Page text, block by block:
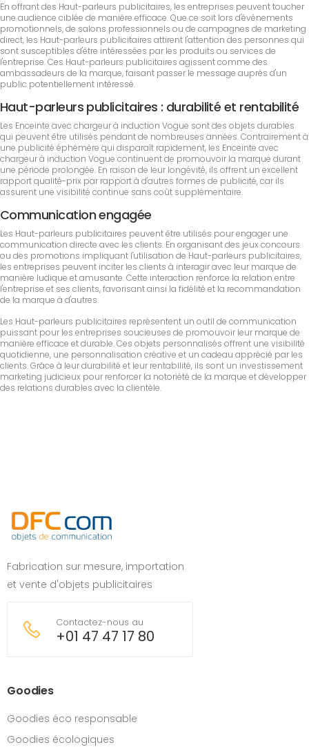
En offrant des Haut-parleurs publicitaires, les entreprises peuvent toucher
une audience ciblée de manière efficace. Que ce soit lors d'événements
promotionnels, de salons professionnels ou de campagnes de marketing
direct, les Haut-parleurs publicitaires attirent l'attention des personnes qui
sont susceptibles d'être intéressées par les produits ou services de
l'entreprise. Ces Haut-parleurs publicitaires agissent comme des
ambassadeurs de la marque, faisant passer le message auprès d'un
public potentiellement intéressé.
Haut-parleurs publicitaires : durabilité et rentabilité
Les Enceinte avec chargeur à induction Vogue sont des objets durables
qui peuvent être utilisés pendant de nombreuses années. Contrairement à
une publicité éphémère qui disparaît rapidement, les Enceinte avec
chargeur à induction Vogue continuent de promouvoir la marque durant
une période prolongée. En raison de leur longévité, ils offrent un excellent
rapport qualité-prix par rapport à d'autres formes de publicité, car ils
assurent une visibilité continue sans coût supplémentaire.
Communication engagée
Les Haut-parleurs publicitaires peuvent être utilisés pour engager une
communication directe avec les clients. En organisant des jeux concours
ou des promotions impliquant l'utilisation de Haut-parleurs publicitaires,
les entreprises peuvent inciter les clients à interagir avec leur marque de
manière ludique et amusante. Cette interaction renforce la relation entre
l'entreprise et ses clients, favorisant ainsi la fidélité et la recommandation
de la marque à d'autres.
Les Haut-parleurs publicitaires représentent un outil de communication
puissant pour les entreprises soucieuses de promouvoir leur marque de
manière efficace et durable. Ces objets personnalisés offrent une visibilité
quotidienne, une personnalisation créative et un cadeau apprécié par les
clients. Grâce à leur durabilité et leur rentabilité, ils sont un investissement
marketing judicieux pour renforcer la notoriété de la marque et développer
des relations durables avec la clientèle.
Fabrication sur mesure, importation
et vente d'objets publicitaires
Contactez-nous au
+01 47 47 17 80
Goodies
Goodies éco responsable
Goodies écologiques